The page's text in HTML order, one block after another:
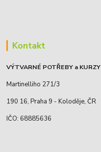
Kontakt
VÝTVARNÉ POTŘEBY a KURZY
Martinelliho 271/3
190 16, Praha 9 - Koloděje, ČR
IČO: 68885636